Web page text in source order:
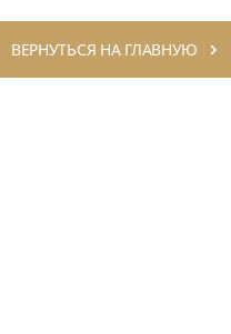
ВЕРНУТЬСЯ НА ГЛАВНУЮ